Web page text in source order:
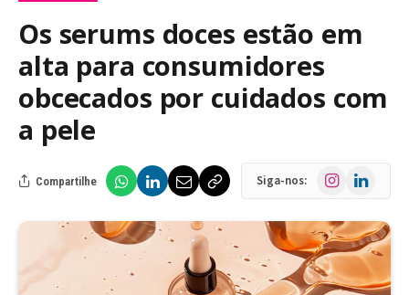
Os serums doces estão em
alta para consumidores
obcecados por cuidados com
a pele
Compartilhe Siga-nos: InstagramLinkedIn